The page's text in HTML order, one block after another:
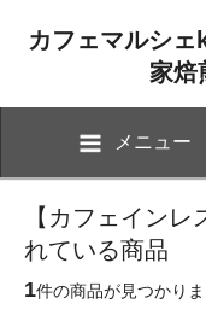
カフェマルシ
家
メニュー
【カフェイン
れている商品
1件の商品が見つかり